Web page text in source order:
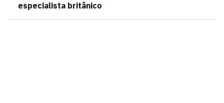
especialista britânico